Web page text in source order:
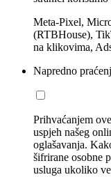
Meta-Pixel,
(RTBHouse),
na klikovima,
Napredno
Prihvaćanjem
uspjeh našeg
oglašavanja.
šifrirane osobne
usluga ukoliko